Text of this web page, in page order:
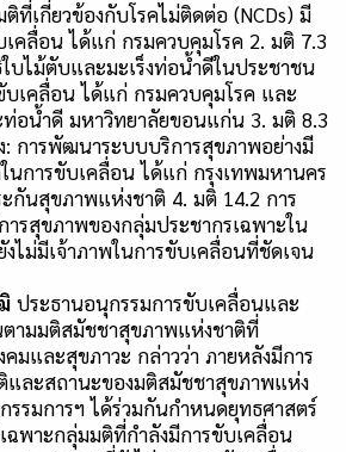
ติที่เกี่ยวข้องกับโรคไม่ติดต่อ (NCDs) มี
เคลื่อน ได้แก่ กรมควบคุมโรค 2. มติ 7.3
บไม้ตับและมะเร็งท่อน้ำดีในประชาชน
บเคลื่อน ได้แก่ กรมควบคุมโรค และ
ท่อน้ำดี มหาวิทยาลัยขอนแก่น 3. มติ 8.3
: การพัฒนาระบบบริการสุขภาพอย่างมี
นการขับเคลื่อน ได้แก่ กรุงเทพมหานคร
กันสุขภาพแห่งชาติ 4. มติ 14.2 การ
ารสุขภาพของกลุ่มประชากรเฉพาะใน
งไม่มีเจ้าภาพในการขับเคลื่อนที่ชัดเจน
ประธานอนุกรรมการขับเคลื่อนและ
ตามมติสมัชชาสุขภาพแห่งชาติที่
มและสุขภาวะ กล่าวว่า ภายหลังมีการ
และสถานะของมติสมัชชาสุขภาพแห่ง
รมการฯ ได้ร่วมกันกำหนดยุทธศาสตร์
ฉพาะกลุ่มมติที่กำลังมีการขับเคลื่อน